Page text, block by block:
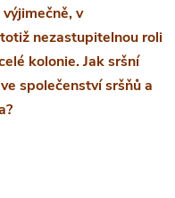
v
nezastupitelnou roli
kolonie. Jak sršní
společenství sršňů a